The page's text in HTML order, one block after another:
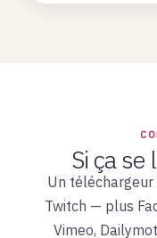
Si ça se
Un téléchargeur
Twitch — plus
Vimeo,